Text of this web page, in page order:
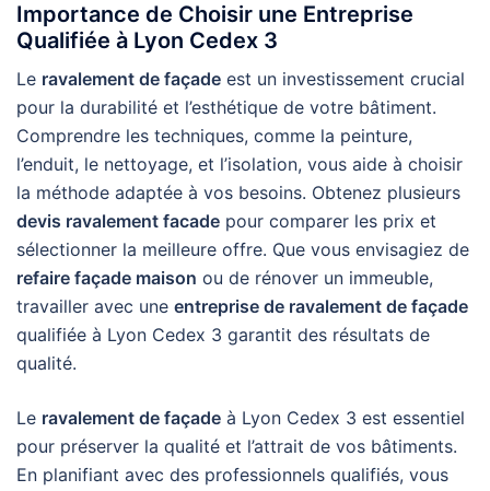
Importance de Choisir une Entreprise
Qualifiée à Lyon Cedex 3
Le ravalement de façade est un investissement crucial
pour la durabilité et l’esthétique de votre bâtiment.
Comprendre les techniques, comme la peinture,
l’enduit, le nettoyage, et l’isolation, vous aide à choisir
la méthode adaptée à vos besoins. Obtenez plusieurs
devis ravalement facade pour comparer les prix et
sélectionner la meilleure offre. Que vous envisagiez de
refaire façade maison ou de rénover un immeuble,
travailler avec une entreprise de ravalement de façade
qualifiée à Lyon Cedex 3 garantit des résultats de
qualité.
Le ravalement de façade à Lyon Cedex 3 est essentiel
pour préserver la qualité et l’attrait de vos bâtiments.
En planifiant avec des professionnels qualifiés, vous